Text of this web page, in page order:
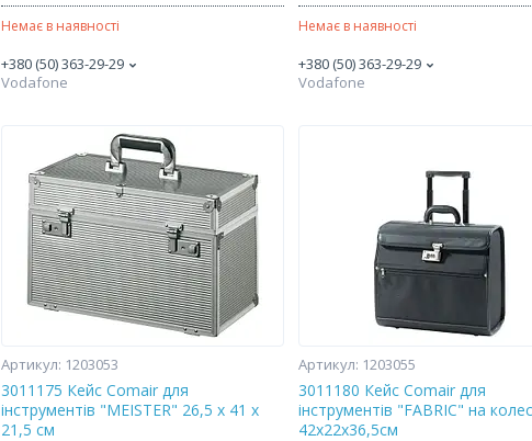
Немає в наявності
+380 (50) 363-29-29
Vodafone
Немає в наявності
+380 (50) 363-29-29
Vodafone
1203053
3011175 Кейс Comair для
інструментів "MEISTER" 26,5 x 41 x
21,5 см
1203055
3011180 Кейс Comair для
інструментів "FABRIC" на
42х22х36,5см